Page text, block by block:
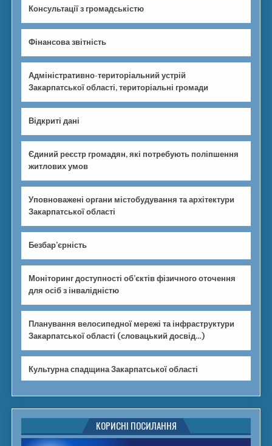
Консультації з громадськістю
Фінансова звітність
Адміністративно-територіальний устрій
Закарпатської області, територіальні громади
Відкриті дані
Єдиний реєстр громадян, які потребують поліпшення
житлових умов
Уповноважені органи містобудування та архітектури
Закарпатської області
Безбар’єрність
Моніторинг доступності об’єктів фізичного оточення
для осіб з інвалідністю
Планування велосипедної мережі та інфраструктури
Закарпатської області (словацький досвід…)
Культурна спадщина Закарпатської області
КОРИСНІ ПОСИЛАННЯ